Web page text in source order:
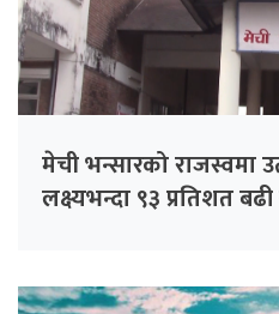
मेची भन्सारको राजस्वमा
लक्ष्यभन्दा ९३ प्रतिशत